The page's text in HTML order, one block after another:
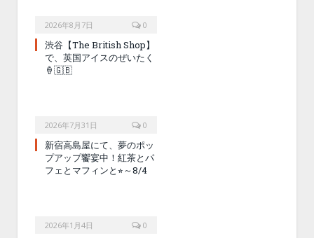
2026年8月7日 0
渋谷【The British Shop】
で、英国アイスのぜいたく
🍦🇬🇧
2026年7月31日 0
新宿高島屋にて、夢のポッ
プアップ饗宴中！紅茶とパ
フェとマフィンと⭐︎～8/4
2026年1月4日 0